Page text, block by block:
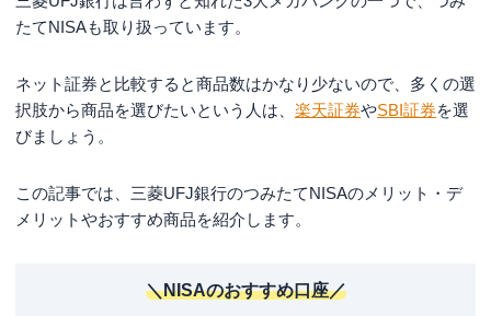
たてNISAも取り扱っています。
ネット証券と比較すると商品数はかなり少ないので、多くの選
択肢から商品を選びたいという人は、 楽天証券やSBI証券を選
びましょう。
この記事では、三菱UFJ銀行のつみたてNISAのメリット・デ
メリットやおすすめ商品を紹介します。
＼NISAのおすすめ口座／